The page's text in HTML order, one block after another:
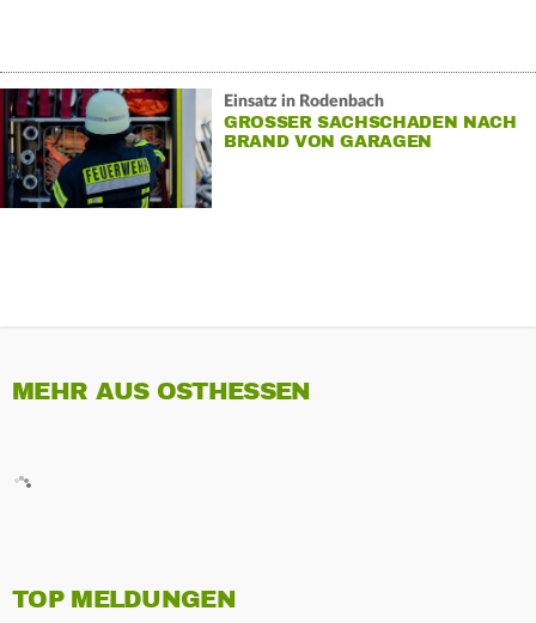
Einsatz in Rodenbach
GROSSER SACHSCHADEN NACH B
RAND VON GARAGEN
MEHR AUS OSTHESSEN
TOP MELDUNGEN